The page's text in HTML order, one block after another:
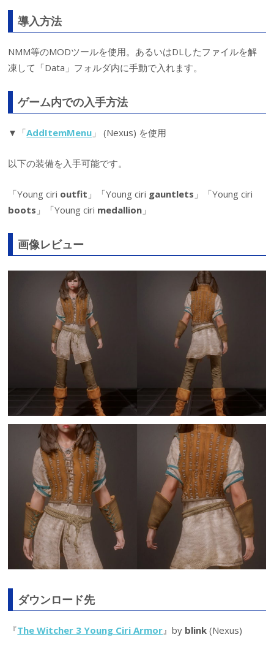
導入方法
NMM等のMODツールを使用。あるいはDLしたファイルを解
凍して「Data」フォルダ内に手動で入れます。
ゲーム内での入手方法
▼「AddItemMenu 」 (Nexus) を使用
以下の装備を入手可能です。
「Young ciri outfit 」「Young ciri gauntlets 」「Young ciri
boots 」「Young ciri medallion 」
画像レビュー
ダウンロード先
『The Witcher 3 Young Ciri Armor 』by blink (Nexus)